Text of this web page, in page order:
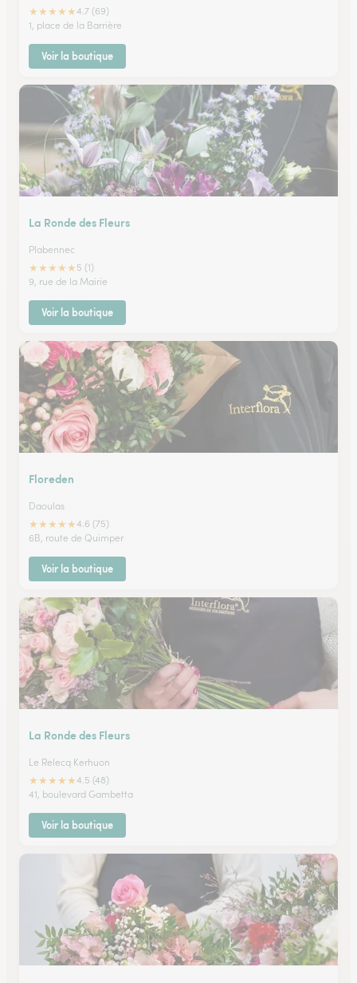
★★★★★4.7 (69)
1, place de la Barrière
Voir la boutique
La Ronde des Fleurs
Plabennec
★★★★★ 5 (1)
9, rue de la Mairie
Voir la boutique
Floreden
Daoulas
★★★★★4.6 (75)
6B, route de Quimper
Voir la boutique
La Ronde des Fleurs
Le Relecq Kerhuon
★★★★★4.5 (48)
41, boulevard Gambetta
Voir la boutique